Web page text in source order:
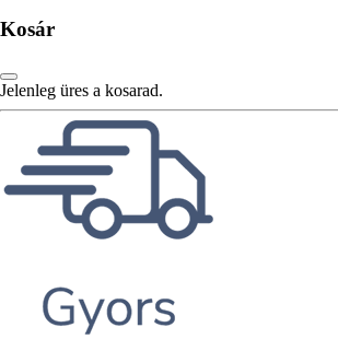
Kosár
Jelenleg üres a kosarad.